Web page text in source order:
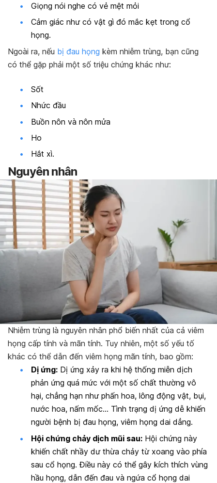
Giọng nói nghe có vẻ mệt mỏi
Cảm giác như có vật gì đó mắc kẹt trong cổ
họng.
Ngoài ra, nếu bị đau họng kèm nhiễm trùng, bạn cũng
có thể gặp phải một số triệu chứng khác như:
Sốt
Nhức đầu
Buồn nôn và nôn mửa
Ho
Hắt xì.
Nguyên nhân
Nhiễm trùng là nguyên nhân phổ biến nhất của cả viêm
họng cấp tính và mãn tính. Tuy nhiên, một số yếu tố
khác có thể dẫn đến viêm họng mãn tính, bao gồm:
Dị ứng: Dị ứng xảy ra khi hệ thống miễn dịch
phản ứng quá mức với một số chất thường vô
hại, chẳng hạn như phấn hoa, lông động vật, bụi,
nước hoa, nấm mốc… Tình trạng dị ứng dễ khiến
người bệnh bị đau họng, viêm họng dai dẳng.
Hội chứng chảy dịch mũi sau: Hội chứng này
khiến chất nhầy dư thừa chảy từ xoang vào phía
sau cổ họng. Điều này có thể gây kích thích vùng
hầu họng, dẫn đến đau và ngứa cổ họng dai